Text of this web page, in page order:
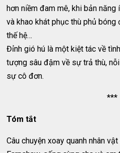
hơn niềm đam mê, khi bản
và khao khát phục thù phủ bóng
thế hệ…
Đỉnh gió hú là một kiệt tác về
tượng sâu đậm về sự trả thù,
sự cô đơn.
***
Tóm tắt
Câu chuyện xoay quanh nhân